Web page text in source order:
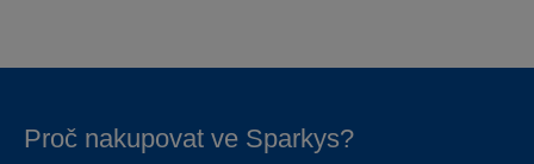
Proč nakupovat ve Sparkys?